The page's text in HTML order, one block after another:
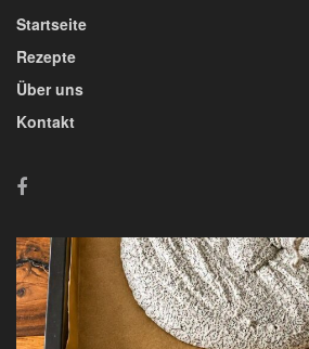
Startseite
Rezepte
Über uns
Kontakt